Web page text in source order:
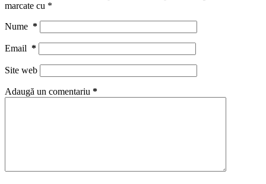
marcate cu *
Nume *
Email *
Site web
Adaugă un comentariu *